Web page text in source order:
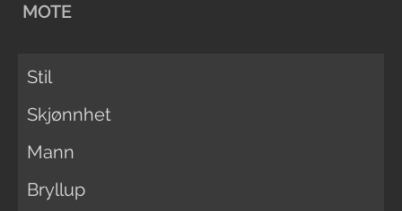
MOTE
Stil
Skjønnhet
Mann
Bryllup